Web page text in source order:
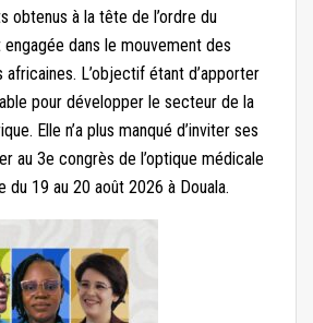
obtenus à la tête de l’ordre du
engagée dans le mouvement des
L’objectif étant d’apporter
pour développer le secteur de la
Elle n’a plus manqué d’inviter ses
au 3e congrès de l’optique médicale
du 19 au 20 août 2026 à Douala.